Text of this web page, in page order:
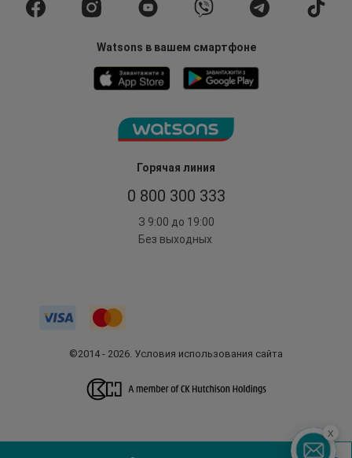
Горячая линия
0 800 300 333
З 9:00 до 19:00
Без выходных
Watsons в вашем смартфоне
©2014 - 2026. Условия использования сайта
x